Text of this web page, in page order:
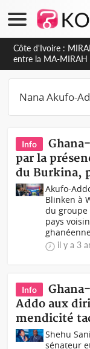
Côte d'Ivoire :
environnement
Info
par la
du Burkina,
Akufo-
Blinken à
du groupe
pays
il y a 3
Info
Addo aux
mendicité
Shehu
sénateur